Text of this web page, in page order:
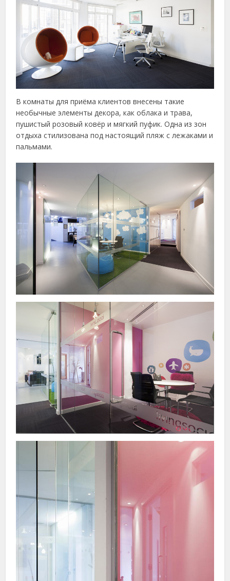
В комнаты для приёма клиентов внесены такие
необычные элементы декора, как облака и трава,
пушистый розовый ковёр и мягкий пуфик. Одна из зон
отдыха стилизована под настоящий пляж с лежаками и
пальмами.